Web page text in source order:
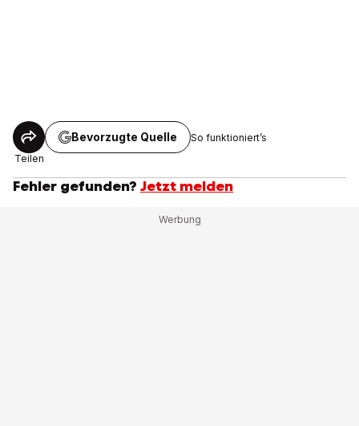
Teilen
Bevorzugte Quelle So funktioniert’s
Fehler gefunden? Jetzt melden